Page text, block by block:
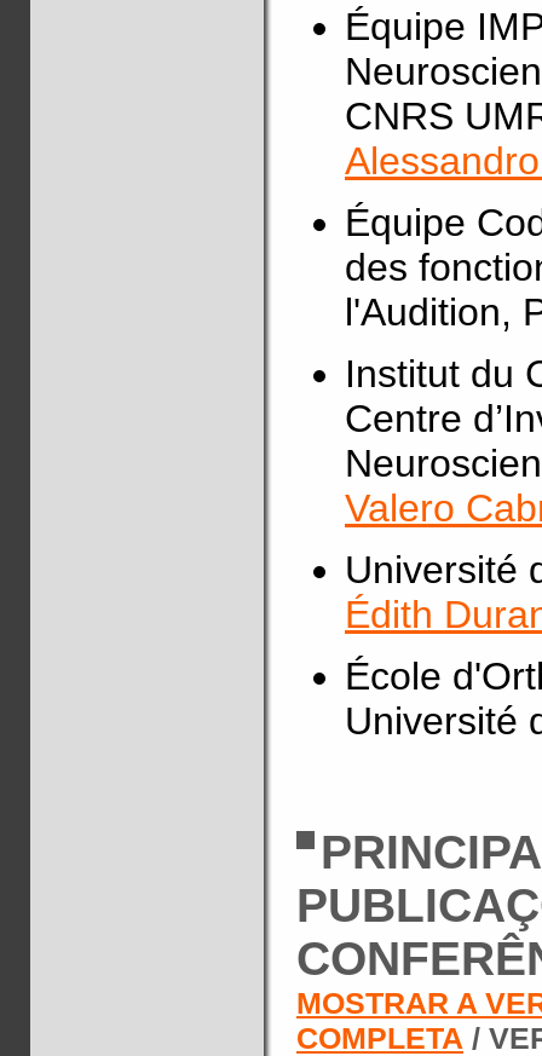
Équipe
CNRS
Équipe
des
l'Audition,
Institut du
Centre
Valero
Université
Édith
École
Université
MOSTRAR A
COMPLETA /